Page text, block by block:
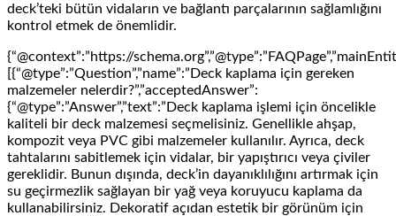
deck’teki bütün vidaların ve bağlantı parçalarının sağlamlığını
kontrol etmek de önemlidir.
{“@context”:”https://
[{“@type”:”Question”,”name”:”Deck kaplama için gereken
malzemeler nelerdir?”,”acceptedAnswer”:
{“@type”:”Answer”,”text”:”Deck kaplama işlemi için öncelikle
kaliteli bir deck malzemesi seçmelisiniz. Genellikle ahşap,
kompozit veya PVC gibi malzemeler kullanılır. Ayrıca, deck
tahtalarını sabitlemek için vidalar, bir yapıştırıcı veya çiviler
gereklidir. Bunun dışında, deck’in dayanıklılığını artırmak için
su geçirmezlik sağlayan bir yağ veya koruyucu kaplama da
kullanabilirsiniz. Dekoratif açıdan estetik bir görünüm için